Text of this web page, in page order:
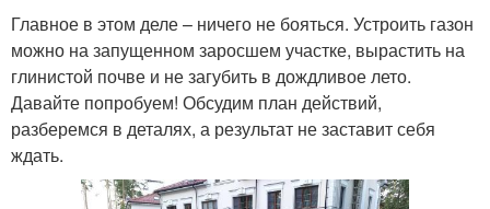
Главное в этом деле – ничего не бояться. Устроить газон
можно на запущенном заросшем участке, вырастить на
глинистой почве и не загубить в дождливое лето.
Давайте попробуем! Обсудим план действий,
разберемся в деталях, а результат не заставит себя
ждать.